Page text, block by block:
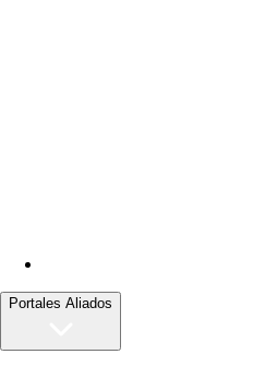
Portales Aliados